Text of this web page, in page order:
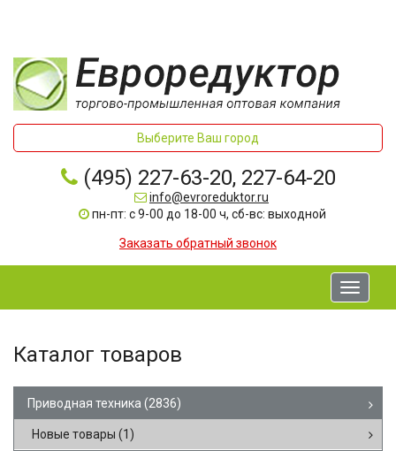
Выберите Ваш город
(495) 227-63-20, 227-64-20
info@evroreduktor.ru
пн-пт: с 9-00 до 18-00 ч, сб-вс: выходной
Заказать обратный звонок
Toggle
Каталог товаров
Приводная техника (2836)
Новые товары (1)